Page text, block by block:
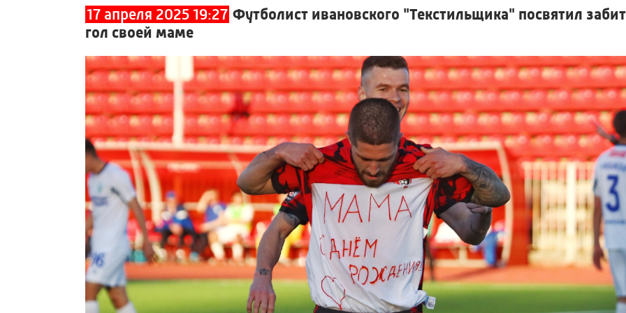
17 апреля 2025 19:27 Футболист ивановского "Текстильщика" посвятил
гол своей маме